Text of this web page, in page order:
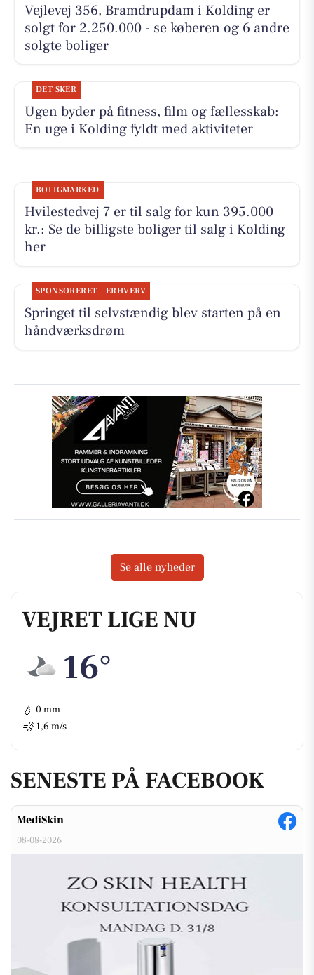
VEJRET LIGE NU
16°
💧 0 mm
💨 1,6 m/s
SENESTE PÅ FACEBOOK
MediSkin
08-08-2026
Vejlevej 356, Bramdrupdam i Kolding er
solgt for 2.250.000 - se køberen og 6 andre
solgte boliger
DET SKER
Ugen byder på fitness, film og fællesskab:
En uge i Kolding fyldt med aktiviteter
BOLIGMARKED
Hvilestedvej 7 er til salg for kun 395.000
kr.: Se de billigste boliger til salg i Kolding
her
SPONSORERET ERHVERV
Springet til selvstændig blev starten på en
håndværksdrøm
Se alle nyheder